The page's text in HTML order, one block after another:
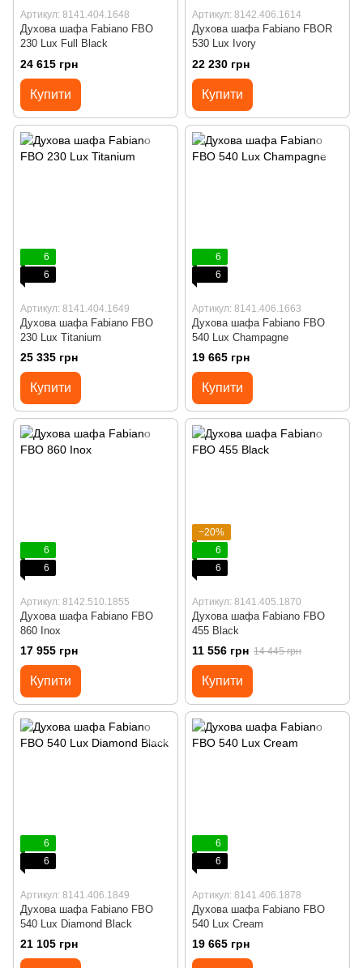
Артикул: 8141.404.1648
Духова шафа Fabiano FBO
230 Lux Full Black
24 615 грн
Купити
Артикул: 8142.406.1614
Духова шафа Fabiano FBOR
530 Lux Ivory
22 230 грн
Купити
6
6
Артикул: 8141.404.1649
Духова шафа Fabiano FBO
230 Lux Titanium
25 335 грн
Купити
6
6
Артикул: 8141.406.1663
Духова шафа Fabiano FBO
540 Lux Champagne
19 665 грн
Купити
6
6
Артикул: 8142.510.1855
Духова шафа Fabiano FBO
860 Inox
17 955 грн
Купити
−20%
6
6
Артикул: 8141.405.1870
Духова шафа Fabiano FBO
455 Black
11 556 грн 14 445 грн
Купити
6
6
Артикул: 8141.406.1849
Духова шафа Fabiano FBO
540 Lux Diamond Black
21 105 грн
6
6
Артикул: 8141.406.1878
Духова шафа Fabiano FBO
540 Lux Cream
19 665 грн